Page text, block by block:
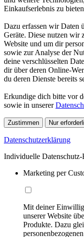
Einkaufserlebnis zu
Dazu erfassen wir Daten
Geräte. Diese nutzen wir
Website und um dir
sowie zur Analyse der
deine verschlüsselten
dir über deren Online-
du deren Dienste bereits
Erkundige dich bitte vor
sowie in unserer
Zustimmen Nur
Datenschutzerklärung
Individuelle Datenschutz-
Marketing per
Mit deiner
unserer Website
Produkte. Dazu